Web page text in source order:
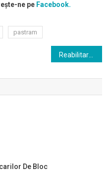
ne peFacebook.
pastram
De Bloc